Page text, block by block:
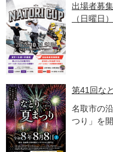
出場者募
（日曜日
第41回な
名取市の
つり」を